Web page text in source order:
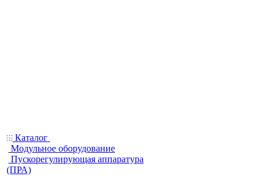
Каталог
Модульное оборудование
Пускорегулирующая аппаратура
(ПРА)